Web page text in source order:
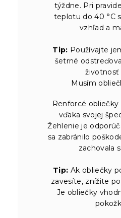
týždne. Pri
teplotu do 40 °C
vzhľad a
Tip: Používajte
šetrné
životnosť
Musím
Renforcé obliečky
vďaka svojej
Žehlenie je
sa zabránilo
zachovala
Tip: Ak obliečky
zavesíte, znížite
Je obliečky